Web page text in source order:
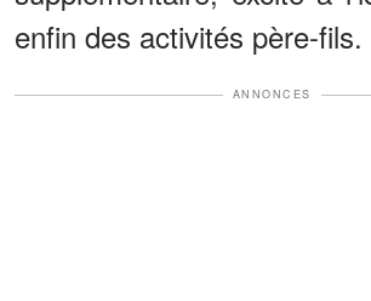
enfin des activités père-fils.
ANNONCES